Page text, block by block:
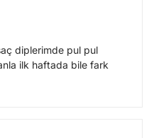
diplerimde pul pul
ilk haftada bile fark